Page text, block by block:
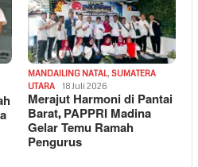
MANDAILING NATAL, SUMATERA
UTARA
18 Juli 2026
Merajut Harmoni di Pantai
Barat, PAPPRI Madina
Gelar Temu Ramah
Pengurus